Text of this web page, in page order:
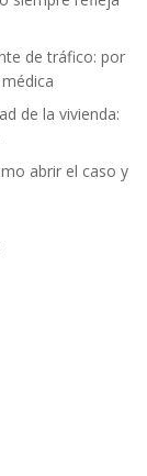
de tráfico: por
de la vivienda:
abrir el caso y